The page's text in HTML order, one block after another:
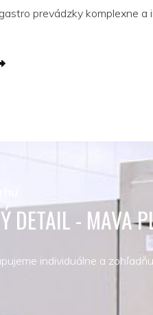
prevádzky komplexne a
DETAIL - MAVA
individuálne a